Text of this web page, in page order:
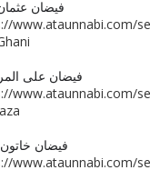
�� فیضان
www.ataunnabi.com/
�� فیضان علی
www.ataunnabi.com/
�� فیضان
www.ataunnabi.com/